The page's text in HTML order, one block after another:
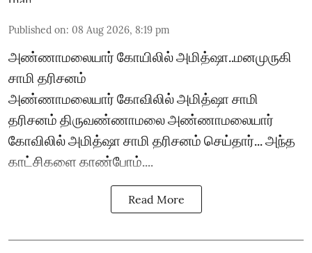
Published on: 08 Aug 2026, 8:19 pm
அண்ணாமலையார் கோயிலில் அமித்ஷா..மனமுருகி
சாமி தரிசனம்
அண்ணாமலையார் கோவிலில் அமித்ஷா சாமி
தரிசனம் திருவண்ணாமலை அண்ணாமலையார்
கோவிலில் அமித்ஷா சாமி தரிசனம் செய்தார்... அந்த
காட்சிகளை காண்போம்....
Read More